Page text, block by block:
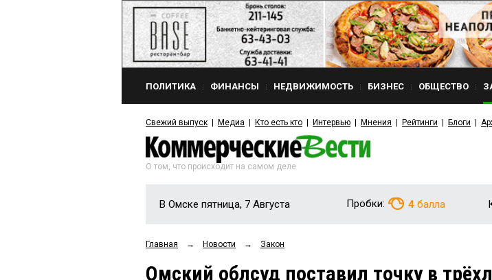
ПОЛИТИКА ФИНАНСЫ НЕДВИЖИМОСТЬ БИЗНЕС ОБЩЕСТВО
Свежий выпуск Медиа Кто есть кто Интервью Мнения Рейтинги Блоги
О том, что происходит на самом деле
В Омске пятница, 7 Августа Пробки: 4 балла
Главная → Новости → Закон
Омский облсуд поставил точку в